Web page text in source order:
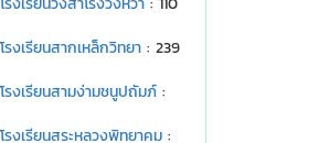
โรงเรียนสากเหล็กวิทยา: 239
โรงเรียนสามง่ามชนูปถัมภ์:
โรงเรียนสระหลวงพิทยาคม: